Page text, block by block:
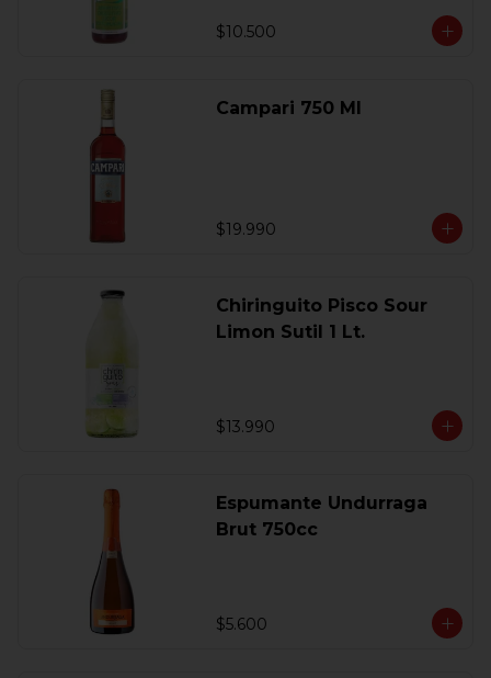
$10.500
Campari 750 Ml
$19.990
Chiringuito Pisco Sour
Limon Sutil 1 Lt.
$13.990
Espumante Undurraga
Brut 750cc
$5.600